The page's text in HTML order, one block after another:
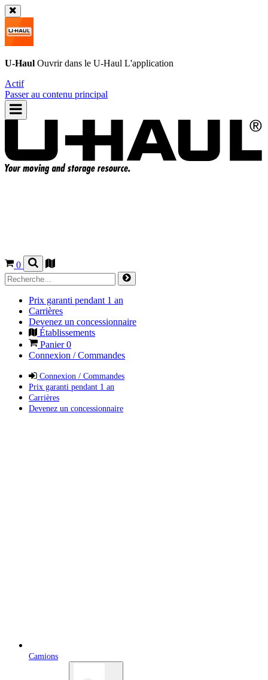
U-Haul Ouvrir dans le U-Haul L'application
Actif
Passer au contenu principal
0
Prix garanti pendant 1 an
Carrières
Devenez un concessionnaire
Établissements
Panier0
Connexion / Commandes
Connexion / Commandes
Prix garanti pendant 1 an
Carrières
Devenez un concessionnaire
Camions